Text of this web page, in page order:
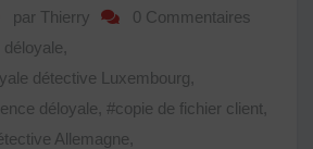
par Thierry
0 Commentaires
,
détective Luxembourg,
déloyale, #copie de fichier client,
Allemagne,